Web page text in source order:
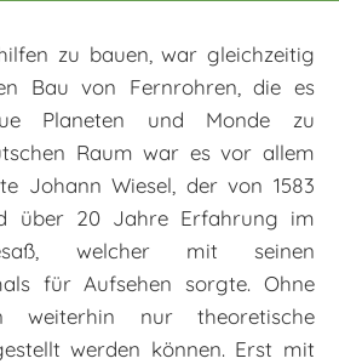
zu bauen, war gleichzeitig
Bau von Fernrohren, die es
Planeten und Monde zu
Raum war es vor allem
Johann Wiesel, der von 1583
über 20 Jahre Erfahrung im
welcher mit seinen
für Aufsehen sorgte. Ohne
weiterhin nur theoretische
werden können. Erst mit